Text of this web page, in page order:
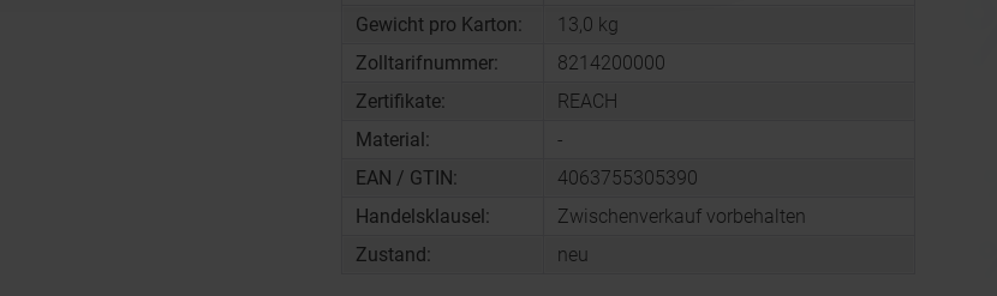
Gewicht pro Karton:
13,0 kg
Zolltarifnummer:
8214200000
Zertifikate:
REACH
Material:
-
EAN / GTIN:
4063755305390
Handelsklausel:
Zwischenverkauf vorbehalten
Zustand:
neu